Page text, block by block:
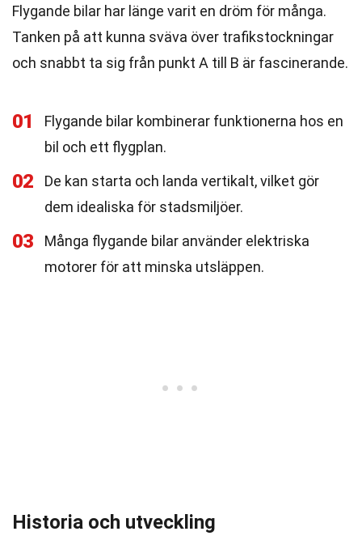
Flygande bilar har länge varit en dröm för många.
Tanken på att kunna sväva över trafikstockningar
och snabbt ta sig från punkt A till B är fascinerande.
01
Flygande bilar kombinerar funktionerna hos en
bil och ett flygplan.
02
De kan starta och landa vertikalt, vilket gör
dem idealiska för stadsmiljöer.
03
Många flygande bilar använder elektriska
motorer för att minska utsläppen.
Historia och utveckling